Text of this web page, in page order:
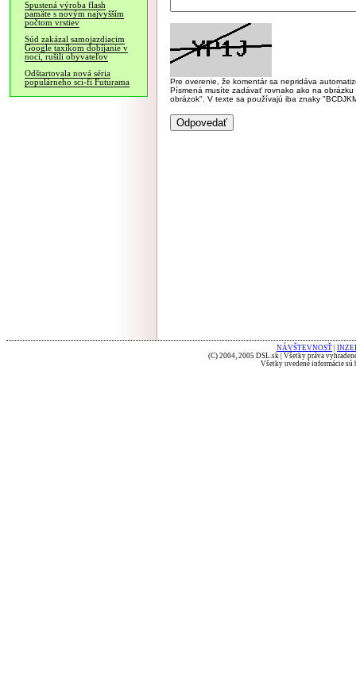
Spustená výroba flash
pamäte s novým najvyšším
počtom vrstiev
Súd zakázal samojazdiacim
Google taxíkom dobíjanie v
noci, rušili obyvateľov
Odštartovala nová séria
populárneho sci-fi Futurama
Pre overenie, že komentár sa nepridáva
Písmená musíte zadávať rovnako ako na
obrázok". V texte sa používajú iba znaky
NÁVŠTEVNOSŤ
(C) 2004, 2005 DSL.sk | Všetky práva
Všetky uvedené informácie sú